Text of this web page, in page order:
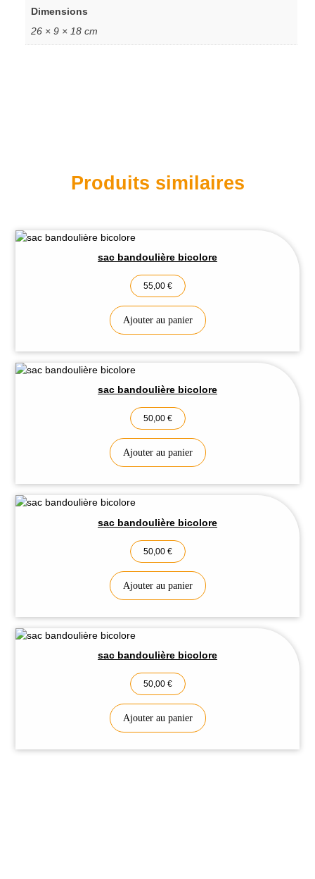
Dimensions
26 × 9 × 18 cm
Produits similaires
sac bandoulière bicolore
55,00 €
Ajouter au panier
sac bandoulière bicolore
50,00 €
Ajouter au panier
sac bandoulière bicolore
50,00 €
Ajouter au panier
sac bandoulière bicolore
50,00 €
Ajouter au panier